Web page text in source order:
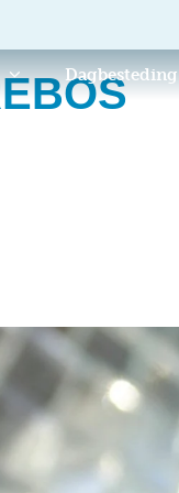
Dagbesteding